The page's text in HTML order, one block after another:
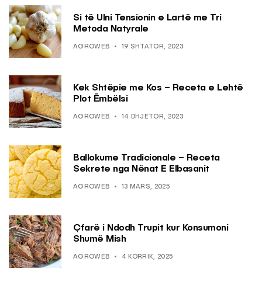
Si të Ulni Tensionin e Lartë me Tri
Metoda Natyrale
AGROWEB 19 SHTATOR, 2023
Kek Shtëpie me Kos – Receta e Lehtë
Plot Ëmbëlsi
AGROWEB 14 DHJETOR, 2023
Ballokume Tradicionale – Receta
Sekrete nga Nënat E Elbasanit
AGROWEB 13 MARS, 2025
Çfarë i Ndodh Trupit kur Konsumoni
Shumë Mish
AGROWEB 4 KORRIK, 2025